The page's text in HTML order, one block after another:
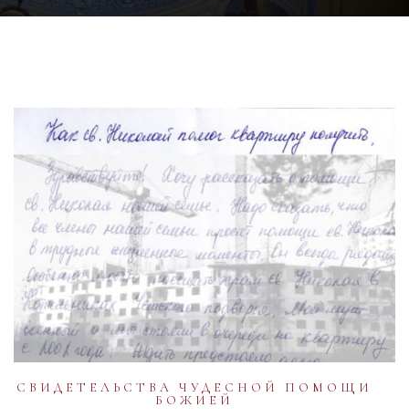
СВИДЕТЕЛЬСТВА ЧУДЕСНОЙ ПОМОЩИ
БОЖИЕЙ